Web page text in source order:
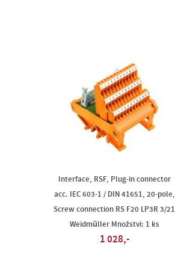
Interface, RSF, Plug-in connector
acc. IEC 603-1 / DIN 41651, 20-pole,
Screw connection RS F20 LP3R 3/21
Weidmüller Množství: 1 ks
1 028,-